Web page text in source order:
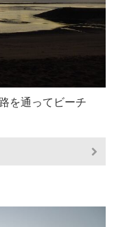
を通ってビーチ